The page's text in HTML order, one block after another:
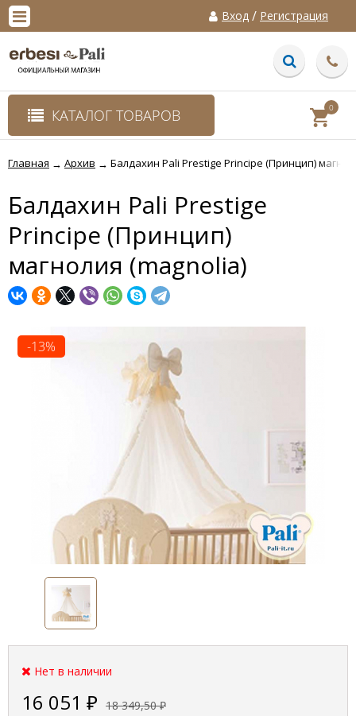
Вход / Регистрация
КАТАЛОГ ТОВАРОВ 0
Главная → Архив → Балдахин Pali Prestige Principe (Принцип)
Балдахин Pali Prestige
Principe (Принцип)
магнолия (magnolia)
-13%
Нет в наличии
16 051 ₽ 18 349,50₽